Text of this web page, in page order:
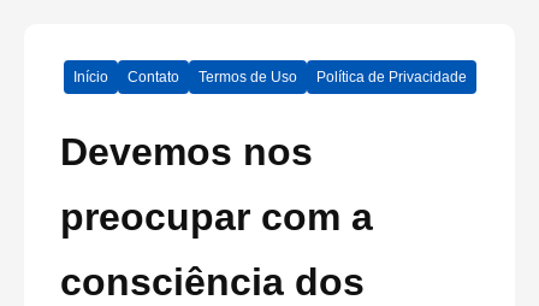
Início Contato Termos de Uso Política de Privacidade
Devemos nos
preocupar com a
consciência dos